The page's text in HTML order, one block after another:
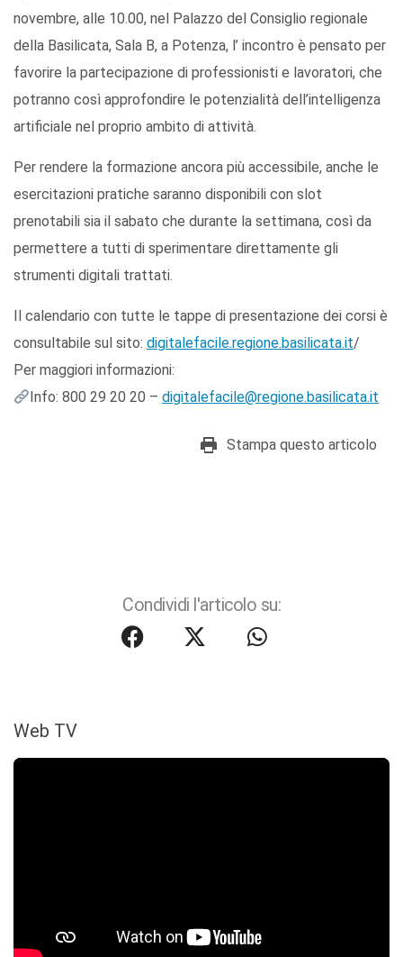
novembre, alle 10.00, nel Palazzo del Consiglio regionale
della Basilicata, Sala B, a Potenza, l’ incontro è pensato per
favorire la partecipazione di professionisti e lavoratori, che
potranno così approfondire le potenzialità dell’intelligenza
artificiale nel proprio ambito di attività.
Per rendere la formazione ancora più accessibile, anche le
esercitazioni pratiche saranno disponibili con slot
prenotabili sia il sabato che durante la settimana, così da
permettere a tutti di sperimentare direttamente gli
strumenti digitali trattati.
Il calendario con tutte le tappe di presentazione dei corsi è
consultabile sul sito: digitalefacile.regione.basilicata.it/
Per maggiori informazioni:
Info: 800 29 20 20 –digitalefacile@regione.basilicata.it
Stampa questo articolo
Condividi l'articolo su:
Web TV